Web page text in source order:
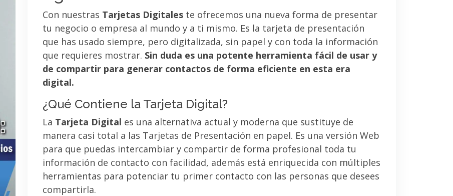
Con nuestras Tarjetas Digitales te ofrecemos una nueva forma de presentar
tu negocio o empresa al mundo y a ti mismo. Es la tarjeta de presentación
que has usado siempre, pero digitalizada, sin papel y con toda la información
que requieres mostrar. Sin duda es una potente herramienta fácil de usar y
de compartir para generar contactos de forma eficiente en esta era
digital.
¿Qué Contiene la Tarjeta Digital?
La Tarjeta Digital es una alternativa actual y moderna que sustituye de
manera casi total a las Tarjetas de Presentación en papel. Es una versión Web
para que puedas intercambiar y compartir de forma profesional toda tu
información de contacto con facilidad, además está enriquecida con múltiples
herramientas para potenciar tu primer contacto con las personas que desees
compartirla.